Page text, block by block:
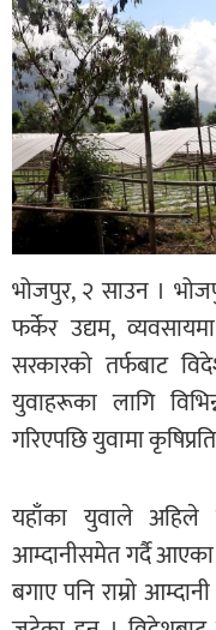
भोजपुर, २ साउन ।
फर्केर उद्यम,
सरकारको तर्फबाट
युवाहरूका लागि
गरिएपछि युवामा
यहाँका युवाले अहिले
आम्दानीसमेत गर्दै
बगाए पनि राम्रो